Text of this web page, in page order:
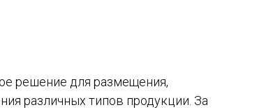
решение для размещения,
различных типов продукции. За